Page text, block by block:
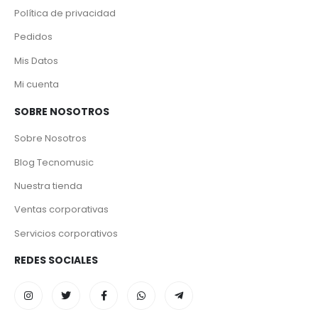
Política de privacidad
Pedidos
Mis Datos
Mi cuenta
SOBRE NOSOTROS
Sobre Nosotros
Blog Tecnomusic
Nuestra tienda
Ventas corporativas
Servicios corporativos
REDES SOCIALES